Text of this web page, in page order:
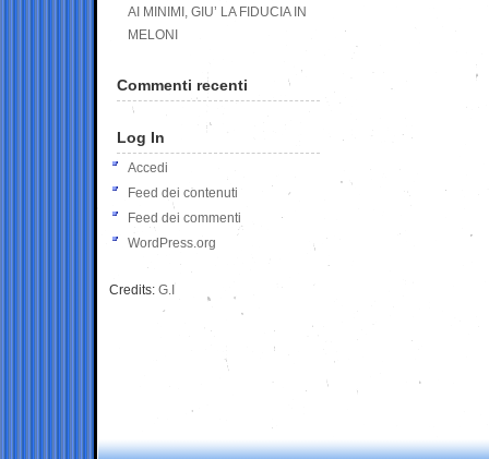
AI MINIMI, GIU’ LA FIDUCIA IN
MELONI
Commenti recenti
Log In
Accedi
Feed dei contenuti
Feed dei commenti
WordPress.org
Credits: G.I